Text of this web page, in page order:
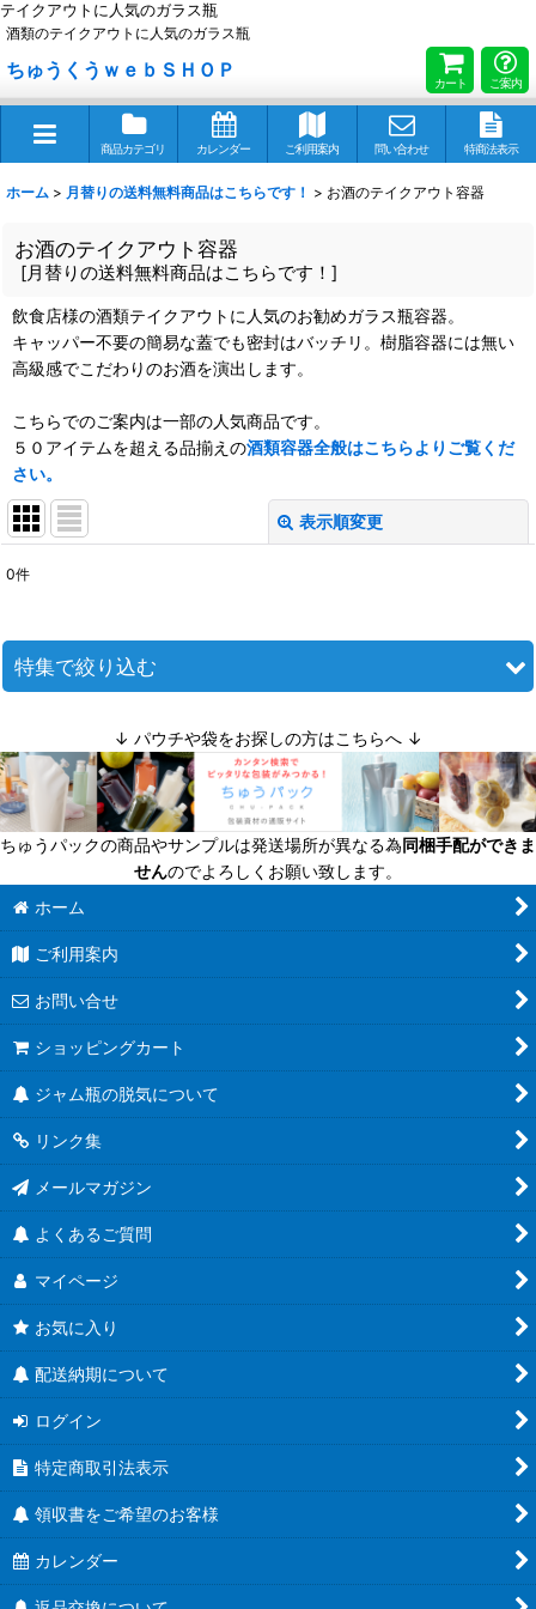
テイクアウトに人気のガラス瓶
酒類のテイクアウトに人気のガラス瓶
ちゅうくうｗｅｂＳＨＯＰ
カート ご案内
商品カテゴリ カレンダー ご利用案内 問い合わせ 特商法表示
ホーム > 月替りの送料無料商品はこちらです！ > お酒のテイクアウト容器
お酒のテイクアウト容器
[月替りの送料無料商品はこちらです！ ]
飲食店様の酒類テイクアウトに人気のお勧めガラス瓶容器。
キャッパー不要の簡易な蓋でも密封はバッチリ。樹脂容器には無い
高級感でこだわりのお酒を演出します。
こちらでのご案内は一部の人気商品です。
５０アイテムを超える品揃えの酒類容器全般はこちらよりご覧くだ
さい。
表示順変更
並び順 :
0件
特集で絞り込む
迷ったら定番商品！
送料無料商品
超軽量瓶
六角びん
八角びん
角びん全て
マヨネーズびん
把手付びん
お酒のテイクアウト容器
人気のハーバリウム瓶
食べるラー油に
結婚式にお勧め！
ユニバーサルデザイン
Ｔ４８ツイスト
Ｔ５３ツイスト
↓ パウチや袋をお探しの方はこちらへ ↓
ちゅうパックの商品やサンプルは発送場所が異なる為同梱手配ができま
せんのでよろしくお願い致します。
ホーム
ご利用案内
お問い合せ
ショッピングカート
ジャム瓶の脱気について
リンク集
メールマガジン
よくあるご質問
マイページ
お気に入り
配送納期について
ログイン
特定商取引法表示
領収書をご希望のお客様
カレンダー